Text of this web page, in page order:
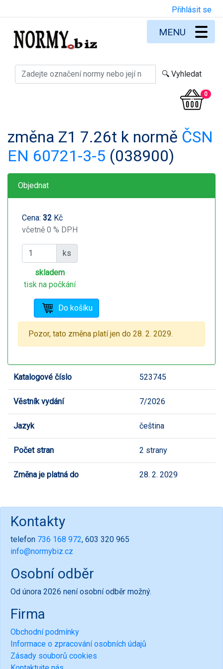
Přihlásit se
0
MENU
změna Z1 7.26t k normě ČSN
EN 60721-3-5 (038900)
Objednat
Cena: 32 Kč
včetně 0 % DPH
ks
skladem
tisk na počkání
Pozor, tato změna platí jen do 28. 2. 2029.
Katalogové číslo 523745
Věstník vydání 7/2026
Jazyk čeština
Počet stran 2 strany
Změna je platná do 28. 2. 2029
Kontakty
telefon 736 168 972, 603 320 965
info@normybiz.cz
Osobní odběr
Od února 2026 není osobní odběr možný.
Firma
Obchodní podmínky
Informace o zpracování osobních údajů
Zásady souborů cookies